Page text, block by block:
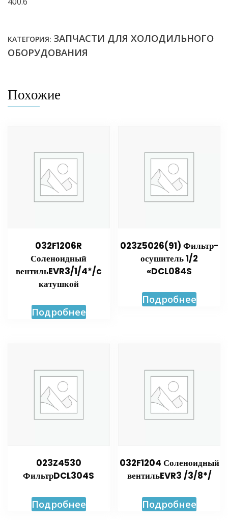
КАТЕГОРИЯ: ЗАПЧАСТИ ДЛЯ ХОЛОДИЛЬНОГО
ОБОРУДОВАНИЯ
Похожие
032F1206R
Соленоидный
вентильEVR3/1/4*/c
катушкой
Подробнее
023Z5026(91) Фильтр-
осушитель 1/2
«DCL084S
Подробнее
023Z4530
ФильтрDCL304S
Подробнее
032F1204 Соленоидный
вентильEVR3 /3/8*/
Подробнее